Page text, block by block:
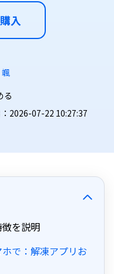
入
る
2026-07-22 10:27:37
を説明
で：解凍アプリお